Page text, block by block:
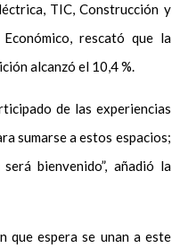
TIC, Construcción y
rescató que la
alcanzó el 10,4 %.
de las experiencias
sumarse a estos espacios;
bienvenido”, añadió la
que espera se unan a este